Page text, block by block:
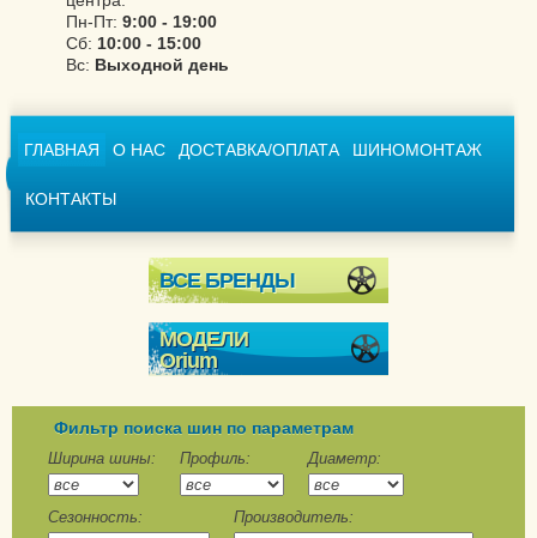
Пн-Пт: 9:00 - 19:00
Сб: 10:00 - 15:00
Вс: Выходной день
ГЛАВНАЯ О НАС ДОСТАВКА/ОПЛАТА ШИНОМОНТАЖ
КОНТАКТЫ
ВСЕ БРЕНДЫ
МОДЕЛИ
Orium
Ice 501
SUV Ice
SUV Winter
Winter
Фильтр поиска шин по параметрам
Ширина шины: Профиль: Диаметр:
Сезонность: Производитель: